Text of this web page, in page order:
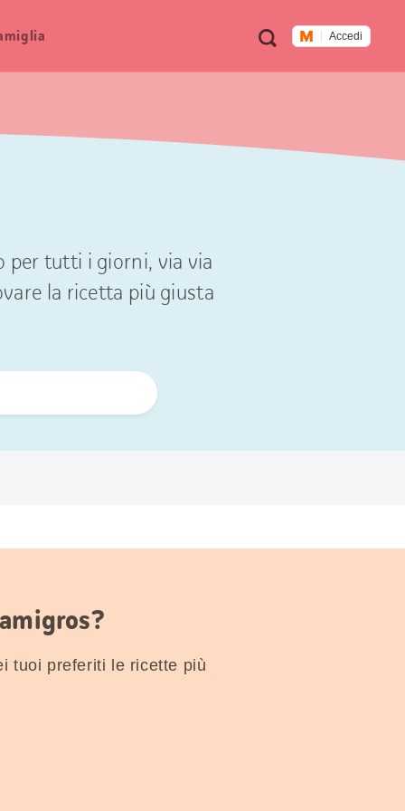
Metanavigazione
Ricerca Accedi
per tutti i giorni, via via
la ricetta più giusta
tuoi preferiti le ricette più